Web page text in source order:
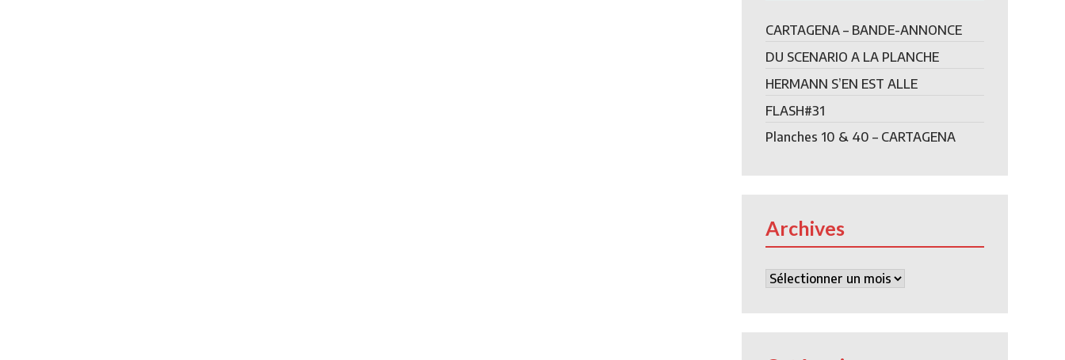
CARTAGENA – BANDE-ANNONCE
DU SCENARIO A LA PLANCHE
HERMANN S’EN EST ALLE
FLASH#31
Planches 10 & 40 – CARTAGENA
Archives
Archives